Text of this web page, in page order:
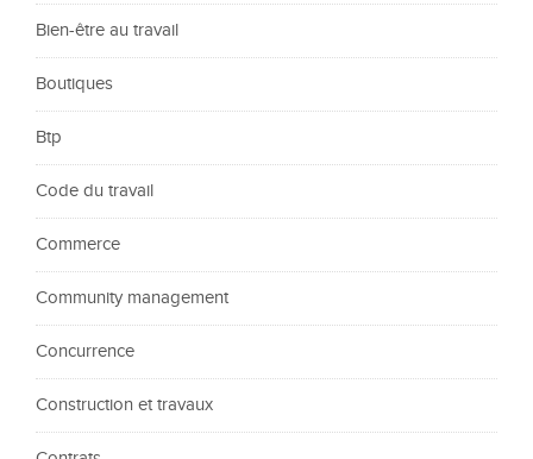
Bien-être au travail
Boutiques
Btp
Code du travail
Commerce
Community management
Concurrence
Construction et travaux